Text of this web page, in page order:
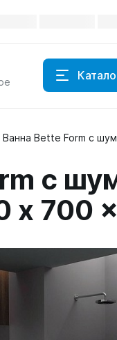
Ванна Bette Form с
с
x 700